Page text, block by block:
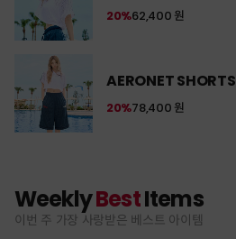
62,400 원
20%
AERONET SHORTS
78,400 원
20%
WeeklyBestItems
이번 주 가장 사랑받은 베스트 아이템